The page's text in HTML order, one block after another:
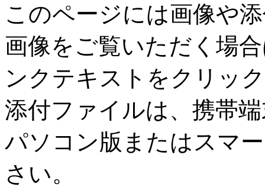
このページには画像や
画像をご覧いただく場
ンクテキストをクリッ
添付ファイルは、携帯
パソコン版またはスマ
さい。